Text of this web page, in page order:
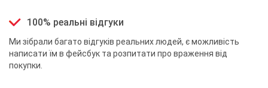
100% реальні відгуки
Ми зібрали багато відгуків реальних людей, є можливість
написати їм в фейсбук та розпитати про враження від
покупки.